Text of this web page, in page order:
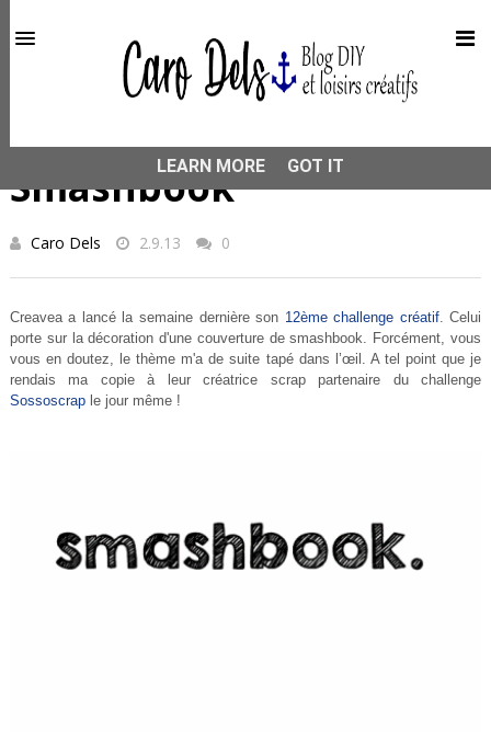
Smashbook
Caro Dels 2.9.13 0
Creavea a lancé la semaine dernière son 12ème challenge créatif. Celui
porte sur la décoration d'une couverture de smashbook. Forcément, vous
vous en doutez, le thème m'a de suite tapé dans l’œil. A tel point que je
rendais ma copie à leur créatrice scrap partenaire du challenge
Sossoscraple jour même !
This site uses cookies from Google to deliver its services
and to analyze traffic. Your IP address and user-agent are
shared with Google along with performance and security
metrics to ensure quality of service, generate usage
LEARN MORE
GOT IT